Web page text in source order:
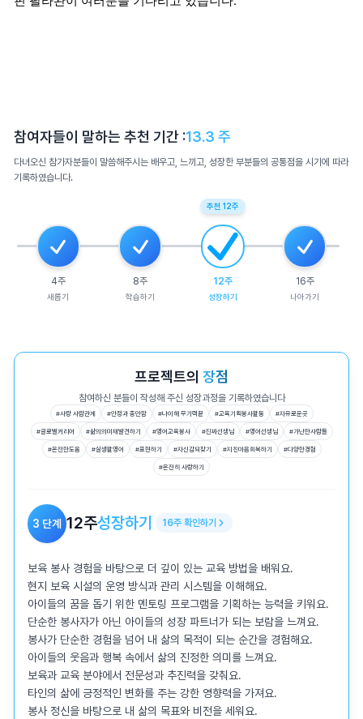
참여자들이 말하는 추천 기간 :13.3 주
다녀오신 참가자분들이 말씀해주시는 배우고, 느끼고, 성장한 부분들의 공통점을 시기에 따라
기록하였습니다.
4주
새롭기
8주
학습하기
추천 12주
12주
성장하기
16주
나아가기
프로젝트의 장점
참여하신 분들이 작성해 주신 성장과정을 기록하였습니다
#사랑 사람관계 #안정과 충만함 #나이해 무기력끝 #교육기획봉사활동 #자유로운곳
#글로벌커리어 #삶의의미재발견하기 #영어교육봉사 #진짜선생님 #영어선생님 #가난한사람들
#온전한도움 #실생활영어 #표현하기 #자신감되찾기 #지친마음회복하기 #다양한경험
#온전히 사랑하기
3 단계 12주성장하기 16주 확인하기
보육 봉사 경험을 바탕으로 더 깊이 있는 교육 방법을 배워요.
현지 보육 시설의 운영 방식과 관리 시스템을 이해해요.
아이들의 꿈을 돕기 위한 멘토링 프로그램을 기획하는 능력을 키워요.
단순한 봉사자가 아닌 아이들의 성장 파트너가 되는 보람을 느껴요.
봉사가 단순한 경험을 넘어 내 삶의 목적이 되는 순간을 경험해요.
아이들의 웃음과 행복 속에서 삶의 진정한 의미를 느껴요.
보육과 교육 분야에서 전문성과 추진력을 갖춰요.
타인의 삶에 긍정적인 변화를 주는 강한 영향력을 가져요.
봉사 정신을 바탕으로 내 삶의 목표와 비전을 세워요.